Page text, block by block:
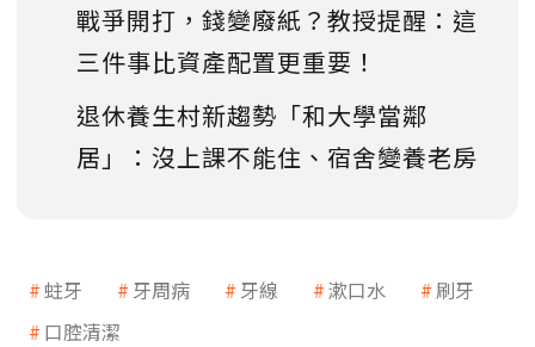
戰爭開打，錢變廢紙？教授提醒：這
三件事比資產配置更重要！
退休養生村新趨勢「和大學當鄰
居」：沒上課不能住、宿舍變養老房
蛀牙 牙周病 牙線 漱口水
刷牙
口腔清潔